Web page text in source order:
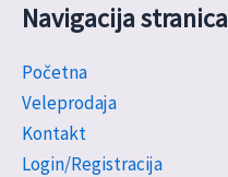
Navigacija stranica
Početna
Veleprodaja
Kontakt
Login/Registracija